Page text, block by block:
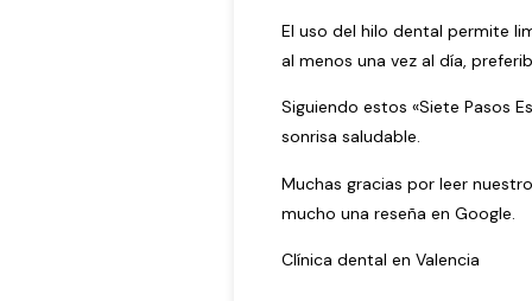
El uso del hilo dental permite
al menos una vez al día,
Siguiendo estos «Siete Pasos
sonrisa saludable.
Muchas gracias por leer
mucho una reseña en Google.
Clínica dental en Valencia